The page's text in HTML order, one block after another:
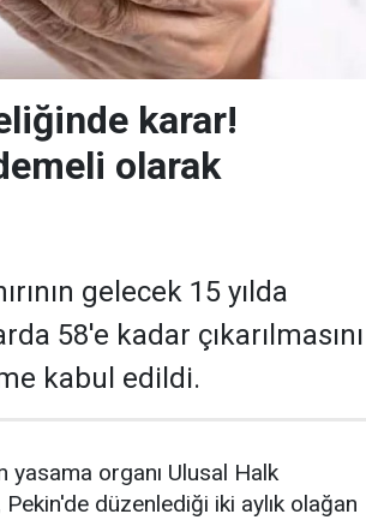
karar!
olarak
gelecek 15 yılda
58'e kadar çıkarılmasını
kabul edildi.
yasama organı Ulusal Halk
düzenlediği iki aylık olağan